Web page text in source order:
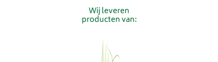
Wij leveren
producten van: